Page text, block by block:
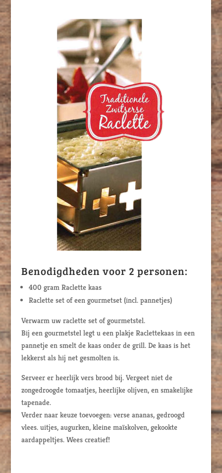
Benodigdheden voor 2 personen:
400 gram Raclette kaas
Raclette set of een gourmetset (incl. pannetjes)
Verwarm uw raclette set of gourmetstel.
Bij een gourmetstel legt u een plakje Raclettekaas in een
pannetje en smelt de kaas onder de grill. De kaas is het
lekkerst als hij net gesmolten is.
Serveer er heerlijk vers brood bij. Vergeet niet de
zongedroogde tomaatjes, heerlijke olijven, en smakelijke
tapenade.
Verder naar keuze toevoegen: verse ananas, gedroogd
vlees. uitjes, augurken, kleine maïskolven, gekookte
aardappeltjes. Wees creatief!